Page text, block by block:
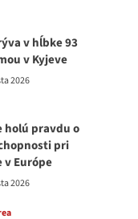
v hĺbke 93
v Kyjeve
2026
holú pravdu o
pri
v Európe
2026